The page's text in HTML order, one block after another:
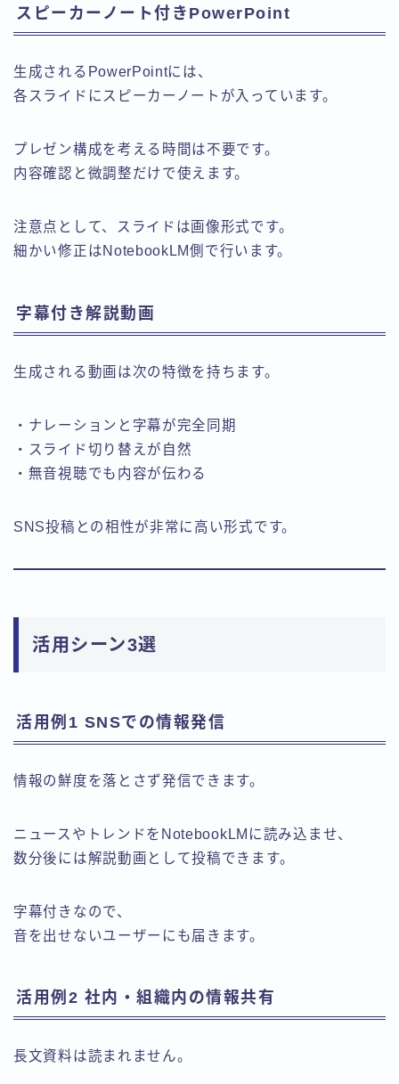
スピーカーノート付きPowerPoint
生成されるPowerPointには、
各スライドにスピーカーノートが入っています。
プレゼン構成を考える時間は不要です。
内容確認と微調整だけで使えます。
注意点として、スライドは画像形式です。
細かい修正はNotebookLM側で行います。
字幕付き解説動画
生成される動画は次の特徴を持ちます。
・ナレーションと字幕が完全同期
・スライド切り替えが自然
・無音視聴でも内容が伝わる
SNS投稿との相性が非常に高い形式です。
活用シーン3選
活用例1 SNSでの情報発信
情報の鮮度を落とさず発信できます。
ニュースやトレンドをNotebookLMに読み込ませ、
数分後には解説動画として投稿できます。
字幕付きなので、
音を出せないユーザーにも届きます。
活用例2 社内・組織内の情報共有
長文資料は読まれません。